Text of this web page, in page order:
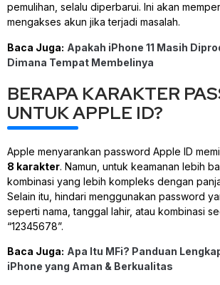
pemulihan, selalu diperbarui. Ini akan
mengakses akun jika terjadi masalah.
Baca Juga: Apakah iPhone 11 Masih
Dimana Tempat Membelinya
BERAPA KARAKTER
UNTUK APPLE ID?
Apple menyarankan password Apple ID
8 karakter. Namun, untuk keamanan lebih
kombinasi yang lebih kompleks dengan
Selain itu, hindari menggunakan password
seperti nama, tanggal lahir, atau kombinasi
“12345678”.
Baca Juga: Apa Itu MFi? Panduan
iPhone yang Aman & Berkualitas